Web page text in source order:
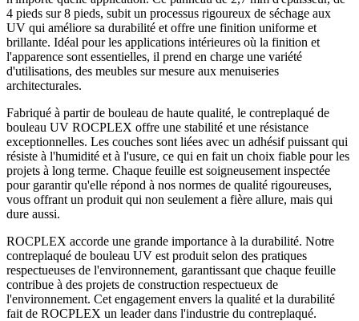
4 pieds sur 8 pieds, subit un processus rigoureux de séchage aux
UV qui améliore sa durabilité et offre une finition uniforme et
brillante. Idéal pour les applications intérieures où la finition et
l'apparence sont essentielles, il prend en charge une variété
d'utilisations, des meubles sur mesure aux menuiseries
architecturales.
Fabriqué à partir de bouleau de haute qualité, le contreplaqué de
bouleau UV ROCPLEX offre une stabilité et une résistance
exceptionnelles. Les couches sont liées avec un adhésif puissant qui
résiste à l'humidité et à l'usure, ce qui en fait un choix fiable pour les
projets à long terme. Chaque feuille est soigneusement inspectée
pour garantir qu'elle répond à nos normes de qualité rigoureuses,
vous offrant un produit qui non seulement a fière allure, mais qui
dure aussi.
ROCPLEX accorde une grande importance à la durabilité. Notre
contreplaqué de bouleau UV est produit selon des pratiques
respectueuses de l'environnement, garantissant que chaque feuille
contribue à des projets de construction respectueux de
l'environnement. Cet engagement envers la qualité et la durabilité
fait de ROCPLEX un leader dans l'industrie du contreplaqué.